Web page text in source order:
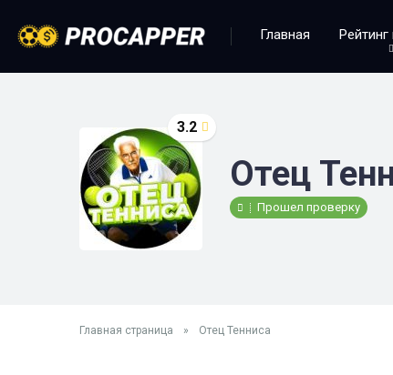
Главная
3.2
Отец
Прошел проверку
Главная страница » Отец Тенниса